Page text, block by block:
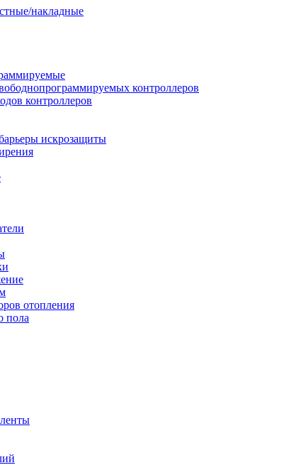
накладные
контроллеров
контроллеров
искрозащиты
отопления
пола